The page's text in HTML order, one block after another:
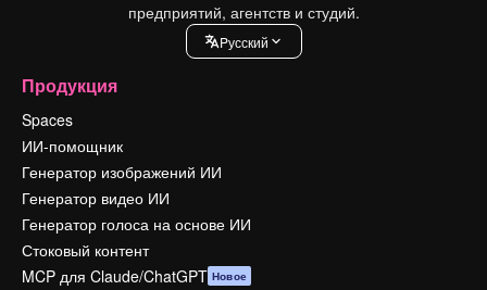
предприятий, агентств и студий.
Pусский
Продукция
Spaces
ИИ-помощник
Генератор изображений ИИ
Генератор видео ИИ
Генератор голоса на основе ИИ
Стоковый контент
MCP для Claude/ChatGPT Новое